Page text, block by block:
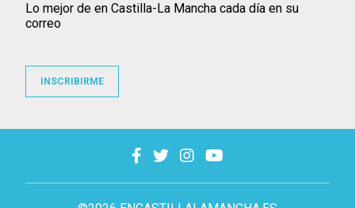
Lo mejor de en Castilla-La Mancha cada día en su
correo
INSCRIBIRME